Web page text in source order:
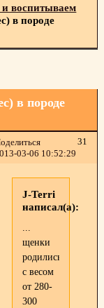
и воспитываем
в породе
в породе
31
03-06 10:52:29
J-Terri
написал(а):
...
щенки
родились
с весом
от 280-
300